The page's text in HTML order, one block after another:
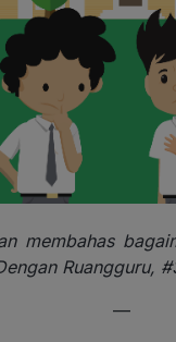
membahas
Ruangguru,
—